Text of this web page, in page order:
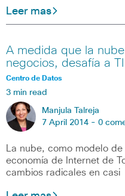
Leer mas
A medida que la
negocios, desafía a TI
Centro de Datos
3 min read
Manjula Talreja
7 April 2014 - 0
La nube, como modelo
economía de Internet de
cambios radicales en casi